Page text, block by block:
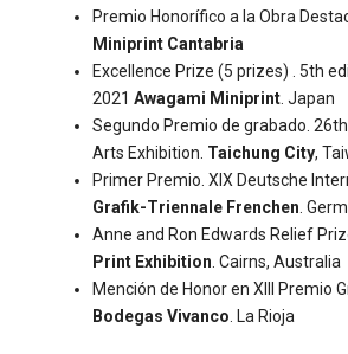
Premio Honorífico a la Obra
Miniprint Cantabria
Excellence Prize (5 prizes) . 5th
2021 Awagami Miniprint. Japan
Segundo Premio de grabado. 26th
Arts Exhibition. Taichung City,
Primer Premio. XIX Deutsche
Grafik-Triennale Frenchen .
Anne and Ron Edwards Relief
Print Exhibition . Cairns, Australia
Mención de Honor en XIII Premio
Bodegas Vivanco . La Rioja